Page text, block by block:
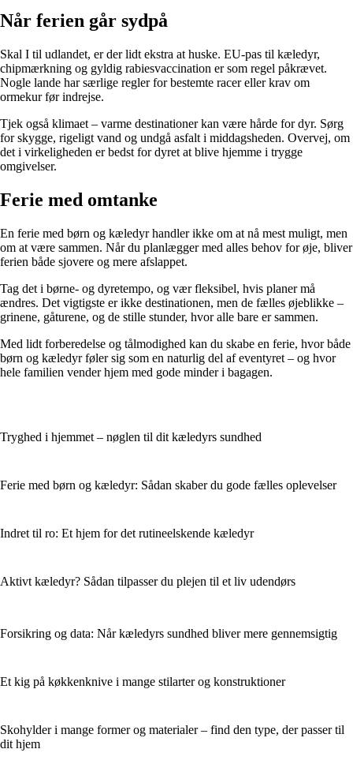
Når ferien går sydpå
Skal I til udlandet, er der lidt ekstra at huske. EU-pas til kæledyr,
chipmærkning og gyldig rabiesvaccination er som regel påkrævet.
Nogle lande har særlige regler for bestemte racer eller krav om
ormekur før indrejse.
Tjek også klimaet – varme destinationer kan være hårde for dyr. Sørg
for skygge, rigeligt vand og undgå asfalt i middagsheden. Overvej, om
det i virkeligheden er bedst for dyret at blive hjemme i trygge
omgivelser.
Ferie med omtanke
En ferie med børn og kæledyr handler ikke om at nå mest muligt, men
om at være sammen. Når du planlægger med alles behov for øje, bliver
ferien både sjovere og mere afslappet.
Tag det i børne- og dyretempo, og vær fleksibel, hvis planer må
ændres. Det vigtigste er ikke destinationen, men de fælles øjeblikke –
grinene, gåturene, og de stille stunder, hvor alle bare er sammen.
Med lidt forberedelse og tålmodighed kan du skabe en ferie, hvor både
børn og kæledyr føler sig som en naturlig del af eventyret – og hvor
hele familien vender hjem med gode minder i bagagen.
Tryghed i hjemmet – nøglen til dit kæledyrs sundhed
Ferie med børn og kæledyr: Sådan skaber du gode fælles oplevelser
Indret til ro: Et hjem for det rutineelskende kæledyr
Aktivt kæledyr? Sådan tilpasser du plejen til et liv udendørs
Forsikring og data: Når kæledyrs sundhed bliver mere gennemsigtig
Et kig på køkkenknive i mange stilarter og konstruktioner
Skohylder i mange former og materialer – find den type, der passer til
dit hjem